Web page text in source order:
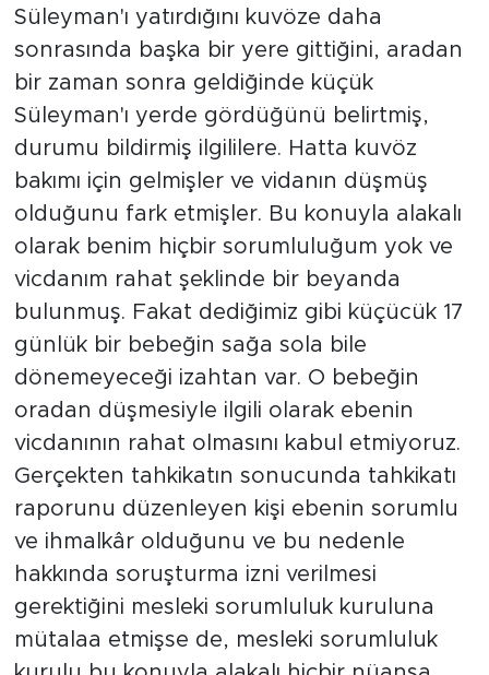
Süleyman'ı yatırdığını kuvöze daha
sonrasında başka bir yere gittiğini, aradan
bir zaman sonra geldiğinde küçük
Süleyman'ı yerde gördüğünü belirtmiş,
durumu bildirmiş ilgililere. Hatta kuvöz
bakımı için gelmişler ve vidanın düşmüş
olduğunu fark etmişler. Bu konuyla alakalı
olarak benim hiçbir sorumluluğum yok ve
vicdanım rahat şeklinde bir beyanda
bulunmuş. Fakat dediğimiz gibi küçücük 17
günlük bir bebeğin sağa sola bile
dönemeyeceği izahtan var. O bebeğin
oradan düşmesiyle ilgili olarak ebenin
vicdanının rahat olmasını kabul etmiyoruz.
Gerçekten tahkikatın sonucunda tahkikatı
raporunu düzenleyen kişi ebenin sorumlu
ve ihmalkâr olduğunu ve bu nedenle
hakkında soruşturma izni verilmesi
gerektiğini mesleki sorumluluk kuruluna
mütalaa etmişse de, mesleki sorumluluk